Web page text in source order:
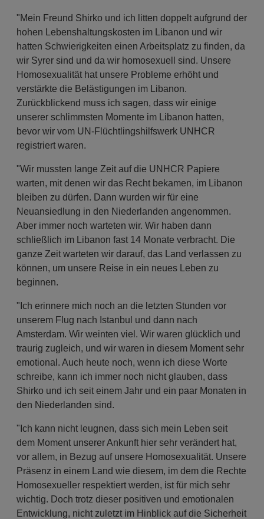
"Mein Freund Shirko und ich litten doppelt aufgrund der
hohen Lebenshaltungskosten im Libanon und wir
hatten Schwierigkeiten einen Arbeitsplatz zu finden, da
wir Syrer sind und da wir homosexuell sind. Unsere
Homosexualität hat unsere Probleme erhöht und
verstärkte die Belästigungen im Libanon.
Zurückblickend muss ich sagen, dass wir einige
unserer schlimmsten Momente im Libanon hatten,
bevor wir vom UN-Flüchtlingshilfswerk UNHCR
registriert waren.
"Wir mussten lange Zeit auf die UNHCR Papiere
warten, mit denen wir das Recht bekamen, im Libanon
bleiben zu dürfen. Dann wurden wir für eine
Neuansiedlung in den Niederlanden angenommen.
Aber immer noch warteten wir. Wir haben dann
schließlich im Libanon fast 14 Monate verbracht. Die
ganze Zeit warteten wir darauf, das Land verlassen zu
können, um unsere Reise in ein neues Leben zu
beginnen.
"Ich erinnere mich noch an die letzten Stunden vor
unserem Flug nach Istanbul und dann nach
Amsterdam. Wir weinten viel. Wir waren glücklich und
traurig zugleich, und wir waren in diesem Moment sehr
emotional. Auch heute noch, wenn ich diese Worte
schreibe, kann ich immer noch nicht glauben, dass
Shirko und ich seit einem Jahr und ein paar Monaten in
den Niederlanden sind.
"Ich kann nicht leugnen, dass sich mein Leben seit
dem Moment unserer Ankunft hier sehr verändert hat,
vor allem, in Bezug auf unsere Homosexualität. Unsere
Präsenz in einem Land wie diesem, im dem die Rechte
Homosexueller respektiert werden, ist für mich sehr
wichtig. Doch trotz dieser positiven und emotionalen
Entwicklung, nicht zuletzt im Hinblick auf die Sicherheit